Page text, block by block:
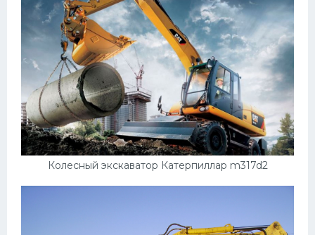
Колесный экскаватор Катерпиллар m317d2